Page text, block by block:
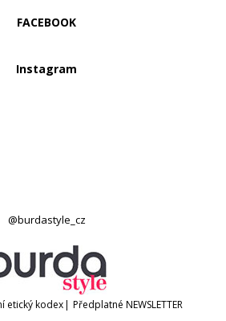
FACEBOOK
Instagram
@burdastyle_cz
etický kodex| Předplatné NEWSLETTER